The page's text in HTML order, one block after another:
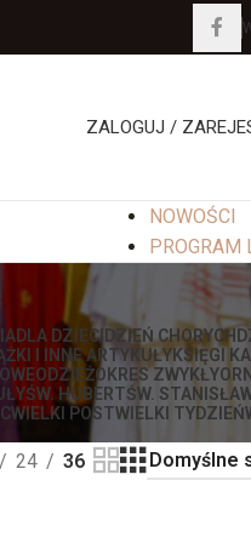
ZALOGUJ /
NOWOŚCI
PROGRAM
DLA DZIECI DZIEŃ CHORYCH
I INNE ARTYKUŁYKSIĘGI
ODZIEŻOKRES ZWYKŁY
ŚW. HUBERTŚW.
WIELKI POSTWIELKI TYDZIEŃ
24 36